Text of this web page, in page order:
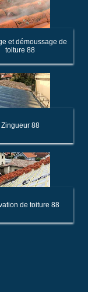
et démoussage de
toiture 88
Zingueur 88
de toiture 88